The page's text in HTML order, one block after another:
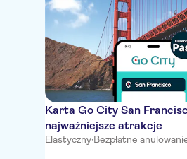
Karta Go City San
najważniejsze atrakcje
Elastyczny·Bezpłatne